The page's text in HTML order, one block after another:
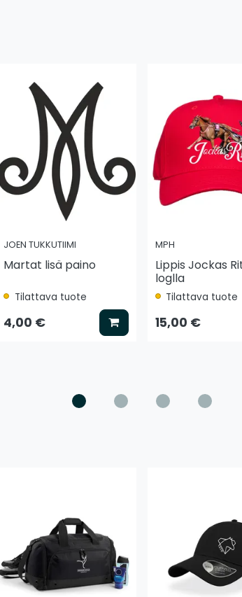
JOEN TUKKUTIIMI
Martat lisä paino
Tilattava tuote
4,00 € Lisää koriin
MPH
Lippis Jockas
loglla
Tilattava tuote
15,00 €